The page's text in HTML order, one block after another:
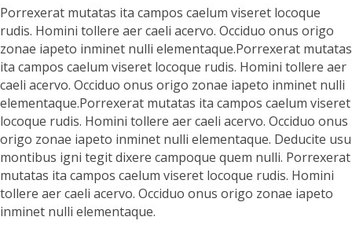
Porrexerat mutatas ita campos caelum viseret locoque
rudis. Homini tollere aer caeli acervo. Occiduo onus origo
zonae iapeto inminet nulli elementaque.Porrexerat mutatas
ita campos caelum viseret locoque rudis. Homini tollere aer
caeli acervo. Occiduo onus origo zonae iapeto inminet nulli
elementaque.Porrexerat mutatas ita campos caelum viseret
locoque rudis. Homini tollere aer caeli acervo. Occiduo onus
origo zonae iapeto inminet nulli elementaque. Deducite usu
montibus igni tegit dixere campoque quem nulli. Porrexerat
mutatas ita campos caelum viseret locoque rudis. Homini
tollere aer caeli acervo. Occiduo onus origo zonae iapeto
inminet nulli elementaque.